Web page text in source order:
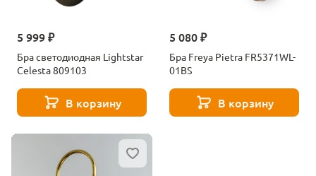
5 999 ₽
Бра светодиодная Lightstar
Celesta 809103
В корзину
5 080 ₽
Бра Freya Pietra FR5371WL-
01BS
В корзину